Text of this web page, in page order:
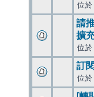
位於
請
擴
位於
訂
位於